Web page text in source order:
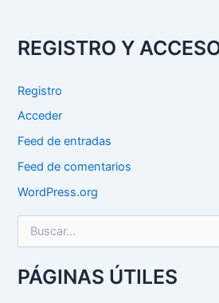
REGISTRO Y
Registro
Acceder
Feed de entradas
Feed de comentarios
WordPress.org
c
aPÁGINAS ÚTILES